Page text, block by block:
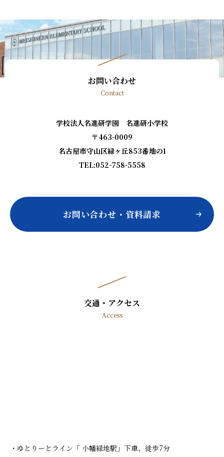
お問い合わせ
Contact
学校法人名進研学園 名進研小学校
〒463-0009
名古屋市守山区緑ヶ丘853番地の1
TEL:052-758-5558
お問い合わせ・資料請求
交通・アクセス
Access
ゆとりーとライン「 小幡緑地駅」下車、徒歩7分